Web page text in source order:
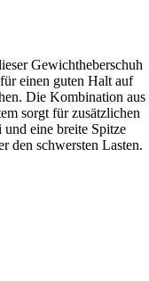
Gewichtheberschuh
einen guten Halt auf
Die Kombination aus
sorgt für zusätzlichen
eine breite Spitze
den schwersten Lasten.